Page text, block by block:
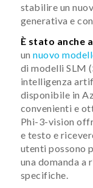
stabilire un
generativa e
È stato anche
unnuovo
di modelli SLM
intelligenza
disponibile in
convenienti e
Phi-3-vision
e testo e
utenti possono
una domanda a
specifiche.